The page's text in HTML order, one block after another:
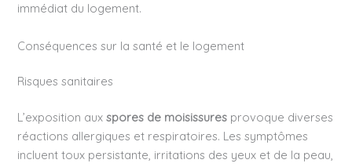
immédiat du logement.
Conséquences sur la santé et le logement
Risques sanitaires
L’exposition auxspores de moisissures provoque diverses
réactions allergiques et respiratoires. Les symptômes
incluent toux persistante, irritations des yeux et de la peau,